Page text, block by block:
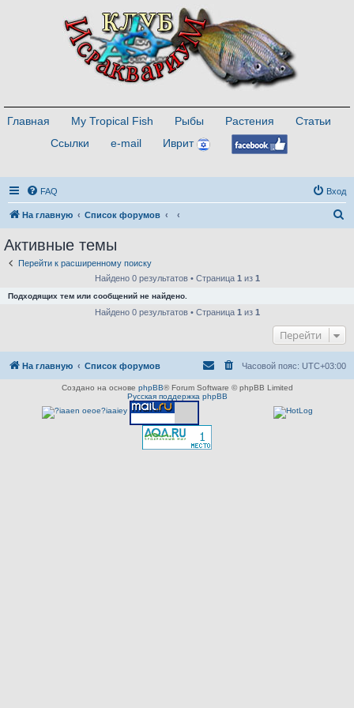
Главная My Tropical Fish Рыбы Растения
Статьи
Ссылки
e-mail Иврит
FAQ Вход
На главную Список форумов
Активные темы
Перейти к расширенному поиску
Найдено 0 результатов • Страница 1 из 1
Подходящих тем или сообщений не найдено.
Найдено 0 результатов • Страница 1 из 1
Перейти
На главную Список форумов Часовой пояс: UTC+03:00
Создано на основе phpBB® Forum Software © phpBB Limited
Русская поддержка phpBB